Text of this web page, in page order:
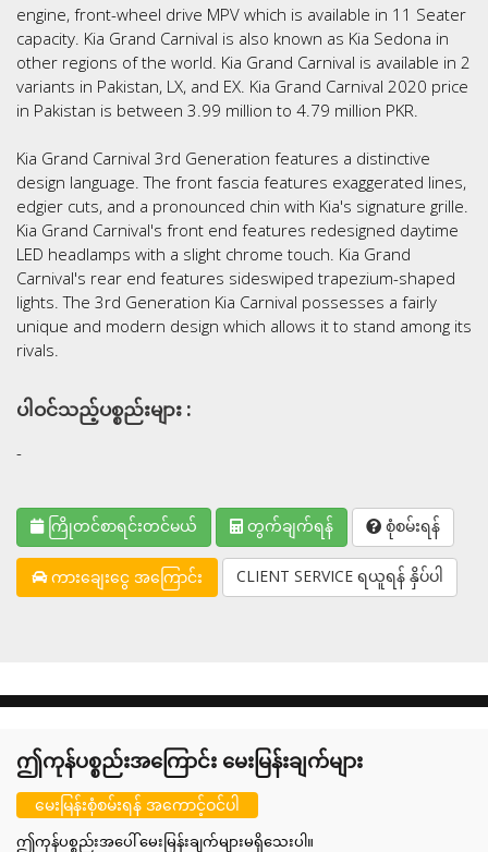
engine, front-wheel drive MPV which is available in 11 Seater
capacity. Kia Grand Carnival is also known as Kia Sedona in
other regions of the world. Kia Grand Carnival is available in 2
variants in Pakistan, LX, and EX. Kia Grand Carnival 2020 price
in Pakistan is between 3.99 million to 4.79 million PKR.
Kia Grand Carnival 3rd Generation features a distinctive
design language. The front fascia features exaggerated lines,
edgier cuts, and a pronounced chin with Kia's signature grille.
Kia Grand Carnival's front end features redesigned daytime
LED headlamps with a slight chrome touch. Kia Grand
Carnival's rear end features sideswiped trapezium-shaped
lights. The 3rd Generation Kia Carnival possesses a fairly
unique and modern design which allows it to stand among its
rivals.
ပါဝင်သည့်ပစ္စည်းများ :
-
ကြိုတင်စာရင်းတင်မယ် တွက်ချက်ရန် စုံစမ်းရန်
ကားချေးငွေ အကြောင်း CLIENT SERVICE ရယူရန် နှိပ်ပါ
ဤကုန်ပစ္စည်းအကြောင်း မေးမြန်းချက်များ
မေးမြန်းစုံစမ်းရန် အကောင့်ဝင်ပါ
ဤကုန်ပစ္စည်းအပေါ် မေးမြန်းချက်များမရှိသေးပါ။